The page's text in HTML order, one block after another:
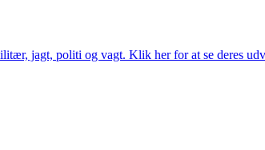
jagt, politi og vagt. Klik her for at se deres